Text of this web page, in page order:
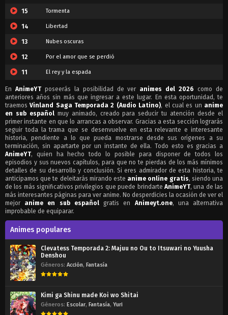
15 Tormenta
14 Libertad
13 Nubes oscuras
12 Por el amor que se perdió
11 El rey y la espada
10 La maldición de la corona
9 Juramento
8 Un hombre vacío
7 Ketil Puño de Hierro
6 Quiero un caballo
5 El camino de la sangre
4 Despertar
3 Serpiente
2 La granja de Ketil
Esclavos
En AnimeYTposeerás la posibilidad de ver animes del 2026 como de
anteriores años sin más que ingresar a este lugar. En esta oportunidad, te
traemosVinland Saga Temporada 2 (Audio Latino), el cual es un anime
en sub españolmuy animado, creado para seducir tu atención desde el
primer instante en que lo arrancas a observar. Gracias a esta sección lograrás
seguir toda la trama que se desenvuelve en esta relevante e interesante
historia, pendiente a lo que pueda mostrarse desde sus orígenes a su
terminación, sin apartarte por un instante de ella. Todo esto es gracias a
AnimeYT, quien ha hecho todo lo posible para disponer de todos los
episodios y sus nuevos capítulos, para que no te pierdas de los más mínimos
detalles de su desarrollo y conclusión. Si eres admirador de esta historia, te
anticipamos que te deleitarás mirando este anime online gratis, siendo una
de los más significativos privilegios que puede brindarte AnimeYT, una de las
más interesantes páginas para ver anime. No desperdicies la ocasión de ver el
mejor anime en sub españolgratis en Animeyt.one, una alternativa
improbable de equiparar.
Animes populares
Clevatess Temporada 2: Majuu no Ou to Itsuwari no Yuusha
Denshou
Géneros: Acción, Fantasía
Kimi ga Shinu made Koi wo Shitai
Géneros: Escolar, Fantasía, Yuri